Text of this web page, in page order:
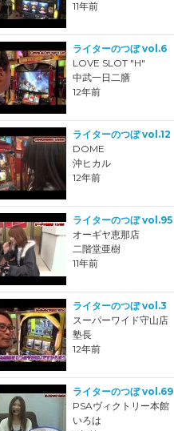
11年前
ライターのつぼ vol.6
LOVE SLOT "H"
中武一日二膳
12年前
ライターのつぼ vol.12
DOME
沖ヒカル
12年前
ライターのつぼ vol.95
オーギヤ恵那店
二階堂亜樹
11年前
ライターのつぼ vol.3
スーパーワイド守山店
塾長
12年前
ライターのつぼ vol.69
PSAヴィクトリー本館
いろは